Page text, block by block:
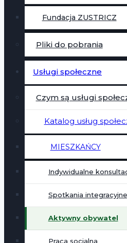
Fundacja ZUSTRICZ
Pliki do pobrania
Usługi społeczne
Czym są usługi
Katalog usług
MIESZKAŃCY
Indywidualne
Spotkania
Aktywny obywatel
Praca socjalna